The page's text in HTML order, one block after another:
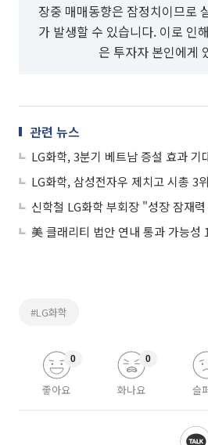
장중 매매동향은 잠정치이므로
가 발생할 수 있습니다. 이로 인
은 투자자 본인에게
관련 뉴스
LG화학, 3분기 베트남 증설 효과 기
#LG화학
좋아요
0
화나요
0
슬